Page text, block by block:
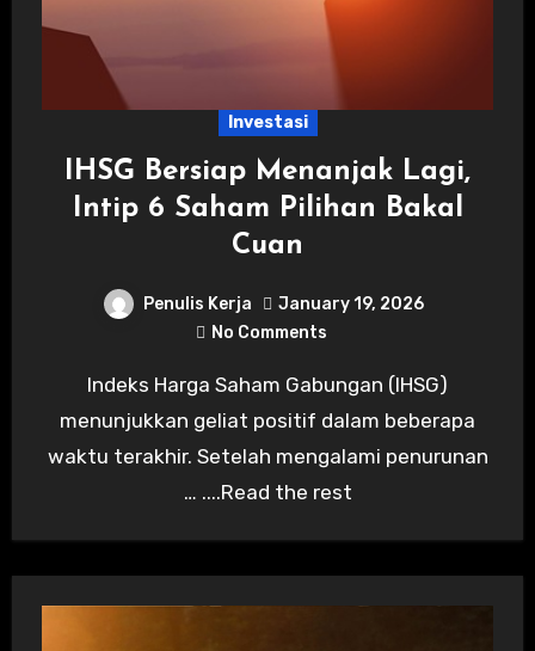
Investasi
IHSG Bersiap Menanjak Lagi,
Intip 6 Saham Pilihan Bakal
Cuan
Penulis Kerja
January 19, 2026
No Comments
Indeks Harga Saham Gabungan (IHSG)
menunjukkan geliat positif dalam beberapa
waktu terakhir. Setelah mengalami penurunan
… ....Read the rest